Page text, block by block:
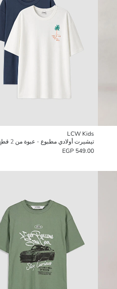
LCW Kids
تيشيرت أولادي مطبوع - عبوة من 2 قطع
549.00 EGP